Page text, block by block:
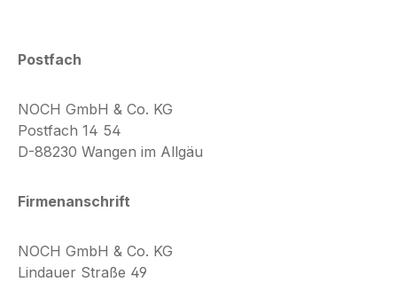
Postfach
NOCH GmbH & Co. KG
Postfach 14 54
D-88230 Wangen im Allgäu
Firmenanschrift
NOCH GmbH & Co. KG
Lindauer Straße 49